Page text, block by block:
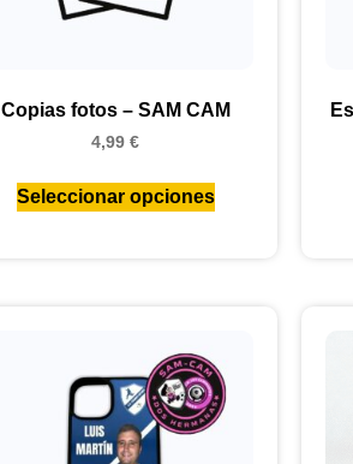
Copias fotos – SAM CAM
4,99 €
Seleccionar opciones